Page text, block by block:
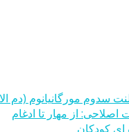
سدوم مورگانیانوم (دم
از مهار تا ادغام
کودکان